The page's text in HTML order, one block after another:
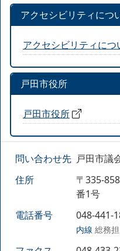
アクセシビリティにつ
アクセシビリティにつ
戸田市役所
戸田市役所
問い合わせ先 戸田市議
住所
〒335-
番1号
電話番号
048-441-
内線 総務